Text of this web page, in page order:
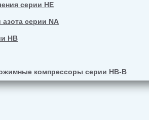
серии HE
серии NA
HB
компрессоры серии HB-B